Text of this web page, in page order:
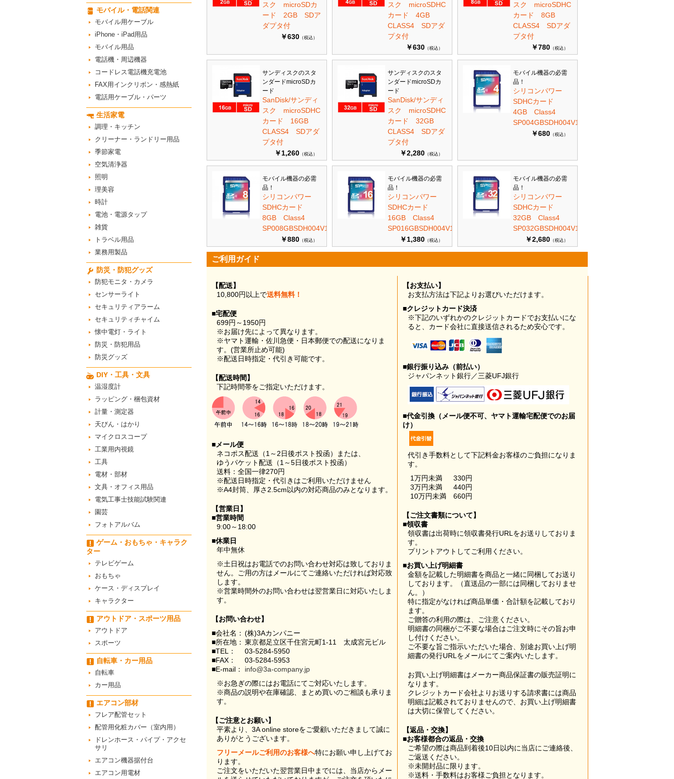
モバイル・電話関連
モバイル用ケーブル
iPhone・iPad用品
モバイル用品
電話機・周辺機器
コードレス電話機充電池
FAX用インクリボン・感熱紙
電話用ケーブル・パーツ
生活家電
調理・キッチン
クリーナー・ランドリー用品
季節家電
空気清浄器
照明
理美容
時計
電池・電源タップ
雑貨
トラベル用品
業務用製品
防災・防犯グッズ
防犯モニタ・カメラ
センサーライト
セキュリティアラーム
セキュリティチャイム
懐中電灯・ライト
防災・防犯用品
防災グッズ
DIY・工具・文具
温湿度計
ラッピング・梱包資材
計量・測定器
天びん・はかり
マイクロスコープ
工業用内視鏡
工具
電材・部材
文具・オフィス用品
電気工事士技能試験関連
園芸
フォトアルバム
ゲーム・おもちゃ・キャラク
ター
テレビゲーム
おもちゃ
ケース・ディスプレイ
キャラクター
アウトドア・スポーツ用品
アウトドア
スポーツ
自転車・カー用品
自転車
カー用品
エアコン部材
フレア配管セット
配管用化粧カバー（室内用）
ドレンホース・パイプ・アクセ
サリ
エアコン機器据付台
エアコン用電材
スク microSDカ
ード 2GB SDア
ダプタ付
￥630 （税込）
スク microSDHC
カード 4GB
CLASS4 SDアダ
プタ付
￥630 （税込）
スク microSDHC
カード 8GB
CLASS4 SDアダ
プタ付
￥780 （税込）
サンディスクのスタ
ンダードmicroSDカ
ード
SanDisk/サンディ
スク microSDHC
カード 16GB
CLASS4 SDアダ
プタ付
￥1,260 （税込）
サンディスクのスタ
ンダードmicroSDカ
ード
SanDisk/サンディ
スク microSDHC
カード 32GB
CLASS4 SDアダ
プタ付
￥2,280 （税込）
モバイル機器の必需
品！
シリコンパワー
SDHCカード
4GB Class4
SP004GBSDH004V10
￥680 （税込）
モバイル機器の必需
品！
シリコンパワー
SDHCカード
8GB Class4
SP008GBSDH004V10
￥880 （税込）
モバイル機器の必需
品！
シリコンパワー
SDHCカード
16GB Class4
SP016GBSDH004V10
￥1,380 （税込）
モバイル機器の必需
品！
シリコンパワー
SDHCカード
32GB Class4
SP032GBSDH004V10
￥2,680 （税込）
ご利用ガイド
【配送】
10,800円以上で送料無料！
■宅配便
699円～1950円
※お届け先によって異なります。
※ヤマト運輸・佐川急便・日本郵便での配送になりま
す。(営業所止め可能)
※配送日時指定・代引き可能です。
【配送時間】
下記時間帯をご指定いただけます。
■メール便
ネコポス配送（1～2日後ポスト投函）または、
ゆうパケット配送（1～5日後ポスト投函）
送料：全国一律270円
※配送日時指定・代引きはご利用いただけません
※A4封筒、厚さ2.5cm以内の対応商品のみとなります。
【営業日】
■営業時間
9:00～18:00
■休業日
年中無休
※土日祝はお電話でのお問い合わせ対応は致しておりま
せん。ご用の方はメールにてご連絡いただければ対応致
します。
※営業時間外のお問い合わせは翌営業日に対応いたしま
す。
【お問い合わせ】
■会社名： (株)3Aカンパニー
■所在地： 東京都足立区千住宮元町1-11 太成宮元ビル
■TEL：
03-5284-5950
■FAX：
03-5284-5953
■E-mail：
info@3a-company.jp
※お急ぎの際にはお電話にてご対応いたします。
※商品の説明や在庫確認、まとめ買いのご相談も承りま
す。
【ご注意とお願い】
平素より、3A online storeをご愛顧いただきまして誠に
ありがとうございます。
フリーメールご利用のお客様へ特にお願い申し上げてお
ります。
ご注文をいただいた翌営業日中までには、当店からメー
【お支払い】
お支払方法は下記よりお選びいただけます。
■クレジットカード決済
※下記のいずれかのクレジットカードでお支払いにな
ると、カード会社に直接送信されるため安心です。
■銀行振り込み（前払い）
ジャパンネット銀行／三菱UFJ銀行
■代金引換（メール便不可、ヤマト運輸宅配便でのお届
け）
代引き手数料として下記料金お客様のご負担になりま
す。
1万円未満
330円
3万円未満
440円
10万円未満
660円
【ご注文書類について】
■領収書
領収書は出荷時に領収書発行URLをお送りしておりま
す。
プリントアウトしてご利用ください。
■お買い上げ明細書
金額を記載した明細書を商品と一緒に同梱してお送り
しております。（直送品の一部には同梱しておりませ
ん。）
特に指定がなければ商品単価・合計額を記載しており
ます。
ご贈答の利用の際は、ご注意ください。
明細書の同梱がご不要な場合はご注文時にその旨お申
し付けください。
ご不要な旨ご指示いただいた場合、別途お買い上げ明
細書の発行URLをメールにてご案内いたします。
お買い上げ明細書はメーカー商品保証書の販売証明に
なります。
クレジットカード会社よりお送りする請求書には商品
明細は記載されておりませんので、お買い上げ明細書
は大切に保管してください。
【返品・交換】
■お客様都合の返品・交換
ご希望の際は商品到着後10日以内に当店にご連絡後、
ご返送ください。
※未開封品に限ります。
※送料・手数料はお客様ご負担となります。